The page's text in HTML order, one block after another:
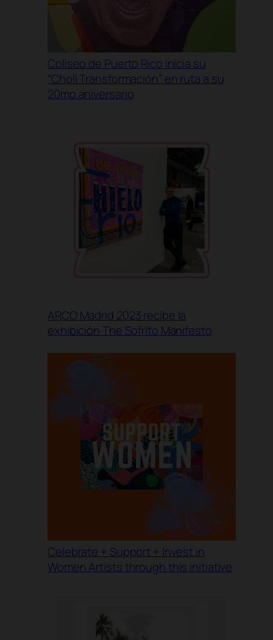
Coliseo de Puerto Rico inicia su
“Choli Transformación” en ruta a su
20mo aniversario
ARCO Madrid 2023 recibe la
exhibición The Sofrito Manifesto
Celebrate + Support + Invest in
Women Artists through this initiative